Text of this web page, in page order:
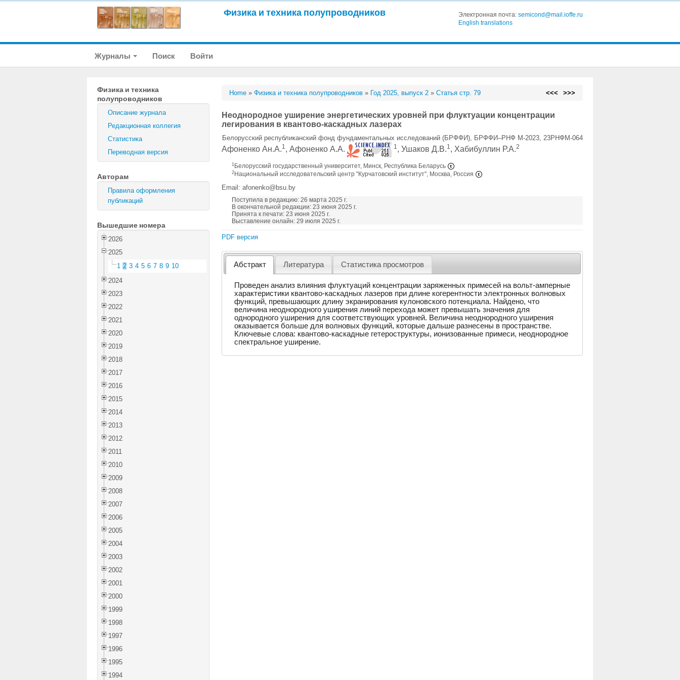
Физика и техника полупроводников Электронная почта: semicond@mail.ioffe.ru
English translations
Журналы Поиск Войти
Физика и техника
полупроводников
Описание журнала
Редакционная коллегия
Статистика
Переводная версия
Авторам
Правила оформления
публикаций
Вышедшие номера
2026
2025
1 2 3 4 5 6 7 8 9 10
2024
2023
2022
2021
2020
2019
2018
2017
2016
2015
2014
2013
2012
2011
2010
2009
2008
2007
2006
2005
2004
2003
2002
2001
2000
1999
1998
1997
1996
1995
1994
Home »Физика и техника полупроводников » Год 2025, выпуск 2 »Статья стр. 79 <<< >>>
Неоднородное уширение энергетических уровней при флуктуации концентрации
легирования в квантово-каскадных лазерах
Белорусский республиканский фонд фундаментальных исследований (БРФФИ), БРФФИ–РНФ М-2023, 23РНФМ-064
Афоненко Ан.А.1 , Афоненко А.А. 1 , Ушаков Д.В.1 , Хабибуллин Р.А.2
1 Белорусский государственный университет, Минск, Республика Беларусь
2 Национальный исследовательский центр "Курчатовский институт", Москва, Россия
Email: afonenko@bsu.by
Поступила в редакцию: 26 марта 2025 г.
В окончательной редакции: 23 июня 2025 г.
Принята к печати: 23 июня 2025 г.
Выставление онлайн: 29 июля 2025 г.
PDF версия
Абстракт Литература Статистика просмотров
Проведен анализ влияния флуктуаций концентрации заряженных примесей на вольт-амперные
характеристики квантово-каскадных лазеров при длине когерентности электронных волновых
функций, превышающих длину экранирования кулоновского потенциала. Найдено, что
величина неоднородного уширения линий перехода может превышать значения для
однородного уширения для соответствующих уровней. Величина неоднородного уширения
оказывается больше для волновых функций, которые дальше разнесены в пространстве.
Ключевые слова: квантово-каскадные гетероструктуры, ионизованные примеси, неоднородное
спектральное уширение.